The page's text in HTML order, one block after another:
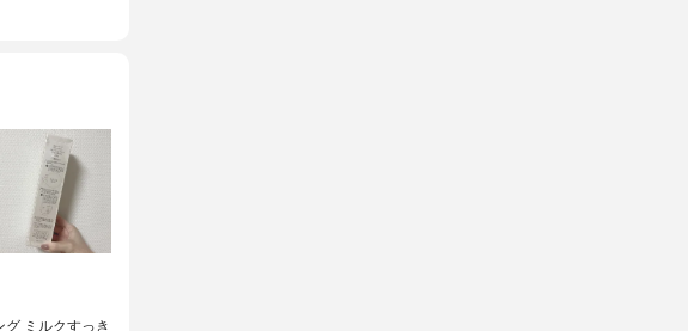
ミルクすっき